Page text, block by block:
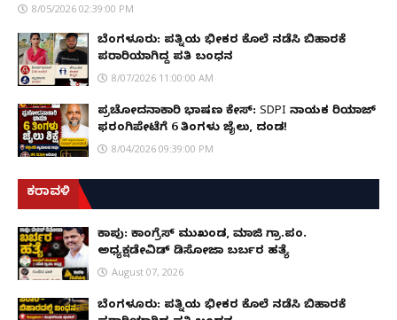
8/05/2026 02:39:00 PM
ಬೆಂಗಳೂರು: ಪತ್ನಿಯ ಭೀಕರ ಕೊಲೆ ನಡೆಸಿ ಬಿಹಾರಕ್ಕೆ
ಪರಾರಿಯಾಗಿದ್ದ ಪತಿ ಬಂಧನ
8/07/2026 11:00:00 AM
ಪ್ರಚೋದನಾಕಾರಿ ಭಾಷಣ ಕೇಸ್: SDPI ನಾಯಕ ರಿಯಾಜ್
ಫರಂಗಿಪೇಟೆಗೆ 6 ತಿಂಗಳು ಜೈಲು, ದಂಡ!
8/04/2026 09:39:00 PM
ಕರಾವಳಿ
ಕಾಪು: ಕಾಂಗ್ರೆಸ್ ಮುಖಂಡ, ಮಾಜಿ ಗ್ರಾ.ಪಂ.
ಅಧ್ಯಕ್ಷಡೇವಿಡ್ ಡಿಸೋಜಾ ಬರ್ಬರ ಹತ್ಯೆ
August 07, 2026
ಬೆಂಗಳೂರು: ಪತ್ನಿಯ ಭೀಕರ ಕೊಲೆ ನಡೆಸಿ ಬಿಹಾರಕ್ಕೆ